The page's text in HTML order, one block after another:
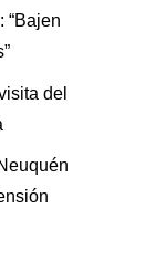
“Bajen
del